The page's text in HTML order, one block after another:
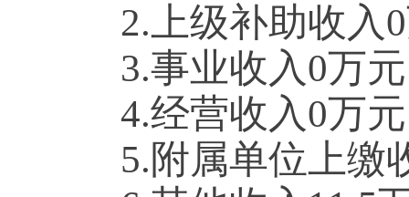
2.上级补助收入0
3.事业收入0万
4.经营收入0万
5.附属单位上缴